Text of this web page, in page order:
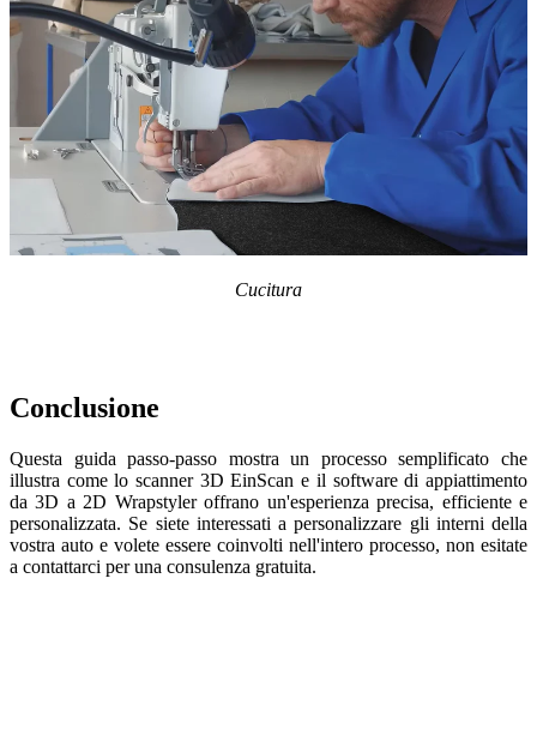
Cucitura
Conclusione
Questa guida passo-passo mostra un processo semplificato che
illustra come lo scanner 3D EinScan e il software di appiattimento
da 3D a 2D Wrapstyler offrano un'esperienza precisa, efficiente e
personalizzata. Se siete interessati a personalizzare gli interni della
vostra auto e volete essere coinvolti nell'intero processo, non esitate
a contattarci per una consulenza gratuita.